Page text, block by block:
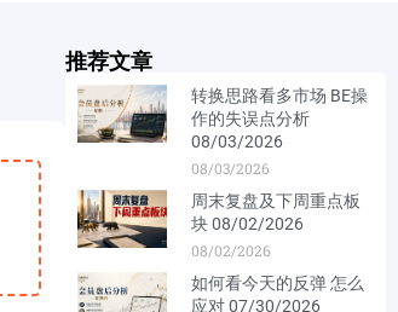
推荐文章
转换思路看多市场 BE操
作的失误点分析
08/03/2026
08/03/2026
周末复盘及下周重点板
块 08/02/2026
08/02/2026
如何看今天的反弹 怎么
应对 07/30/2026